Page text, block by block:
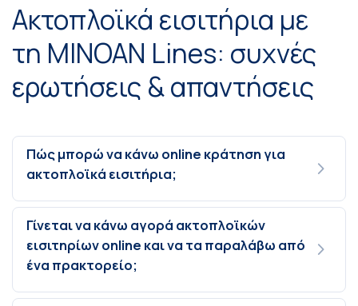
Ακτοπλοϊκά εισιτήρια με
τη MINOAN Lines: συχνές
ερωτήσεις & απαντήσεις
Πώς μπορώ να κάνω online κράτηση για
ακτοπλοϊκά εισιτήρια;
Γίνεται να κάνω αγορά ακτοπλοϊκών
εισιτηρίων online και να τα παραλάβω από
ένα πρακτορείο;